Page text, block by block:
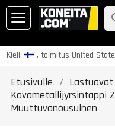
Kieli: , toimitus United
Etusivulle
Kovametallijyrsintappi
Muuttuvanousuinen